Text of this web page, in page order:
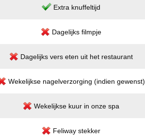
Extra knuffeltijd
Dagelijks filmpje
Dagelijks vers eten uit het restaurant
Wekelijkse nagelverzorging (indien gewenst)
Wekelijkse kuur in onze spa
Feliway stekker